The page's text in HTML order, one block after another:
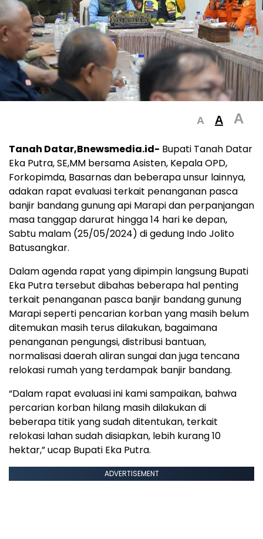
A A A
Tanah Datar,Bnewsmedia.id- Bupati Tanah Datar
Eka Putra, SE,MM bersama Asisten, Kepala OPD,
Forkopimda, Basarnas dan beberapa unsur lainnya,
adakan rapat evaluasi terkait penanganan pasca
banjir bandang gunung api Marapi dan perpanjangan
masa tanggap darurat hingga 14 hari ke depan,
Sabtu malam (25/05/2024) di gedung Indo Jolito
Batusangkar.
Dalam agenda rapat yang dipimpin langsung Bupati
Eka Putra tersebut dibahas beberapa hal penting
terkait penanganan pasca banjir bandang gunung
Marapi seperti pencarian korban yang masih belum
ditemukan masih terus dilakukan, bagaimana
penanganan pengungsi, distribusi bantuan,
normalisasi daerah aliran sungai dan juga tencana
relokasi rumah yang terdampak banjir bandang.
“Dalam rapat evaluasi ini kami sampaikan, bahwa
percarian korban hilang masih dilakukan di
beberapa titik yang sudah ditentukan, terkait
relokasi lahan sudah disiapkan, lebih kurang 10
hektar,” ucap Bupati Eka Putra.
ADVERTISEMENT